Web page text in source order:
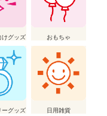
けグッズ おもちゃ
ーグッズ 日用雑貨